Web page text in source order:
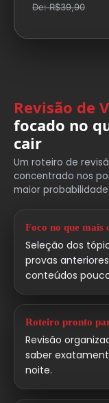
De: R$39,90
Revisão de
focado no
cair
Um roteiro de
concentrado nos
maior
Foco no que mais
Seleção dos
provas
conteúdos
Roteiro pronto
Revisão
saber
noite.